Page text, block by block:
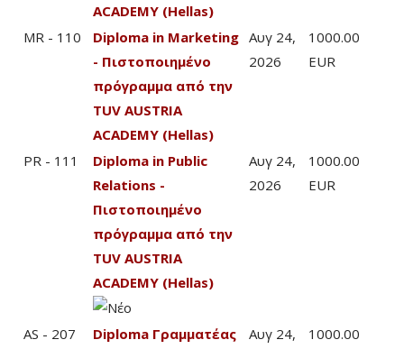
ACADEMY (Hellas)
MR - 110
Diploma in Marketing
- Πιστοποιημένο
πρόγραμμα από την
TUV AUSTRIA
ACADEMY (Hellas)
Αυγ 24,
2026
1000.00
EUR
PR - 111
Diploma in Public
Relations -
Πιστοποιημένο
πρόγραμμα από την
TUV AUSTRIA
ACADEMY (Hellas)
Αυγ 24,
2026
1000.00
EUR
AS - 207
Diploma Γραμματέας
Αυγ 24,
1000.00